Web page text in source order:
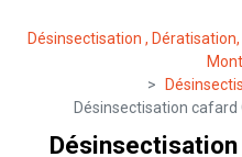
Désinsectisation ,
Désinsectisation